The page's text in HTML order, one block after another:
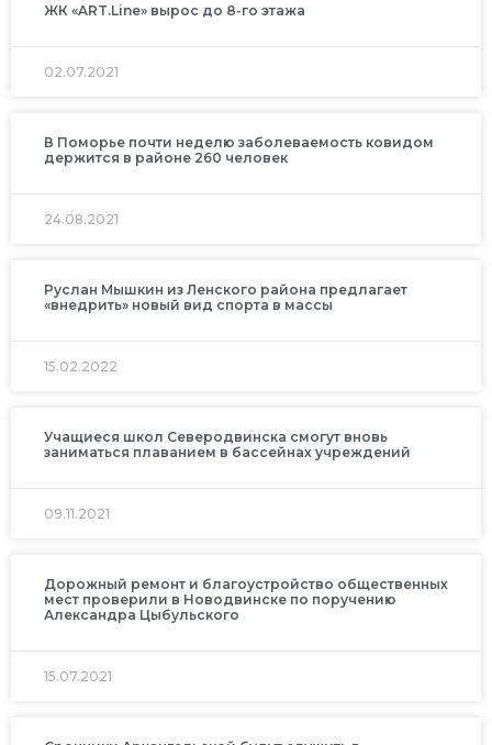
ЖК «ART.Line» вырос до 8-го этажа
02.07.2021
В Поморье почти неделю заболеваемость ковидом
держится в районе 260 человек
24.08.2021
Руслан Мышкин из Ленского района предлагает
«внедрить» новый вид спорта в массы
15.02.2022
Учащиеся школ Северодвинска смогут вновь
заниматься плаванием в бассейнах учреждений
09.11.2021
Дорожный ремонт и благоустройство общественных
мест проверили в Новодвинске по поручению
Александра Цыбульского
15.07.2021